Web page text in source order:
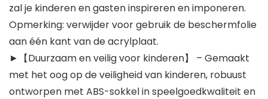
zal je kinderen en gasten inspireren en imponeren.
Opmerking: verwijder voor gebruik de beschermfolie
aan één kant van de acrylplaat.
►【Duurzaam en veilig voor kinderen】 – Gemaakt
met het oog op de veiligheid van kinderen, robuust
ontworpen met ABS-sokkel in speelgoedkwaliteit en